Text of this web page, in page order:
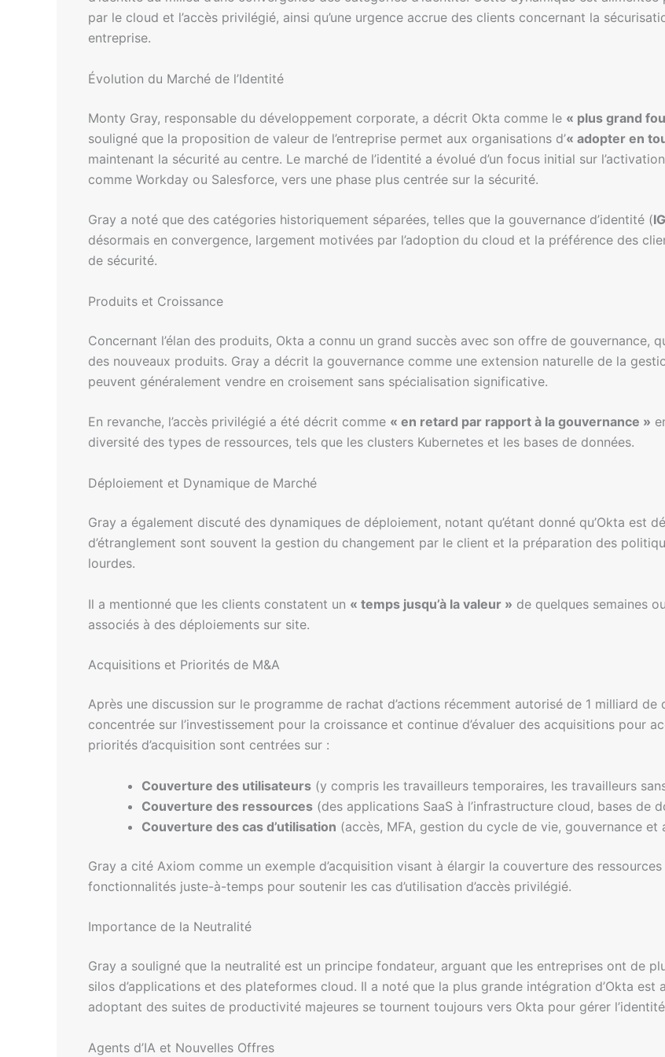
par le cloud et l’accès privilégié, ainsi qu’une urgence accrue des clients concernant la
entreprise.
Évolution du Marché de l’Identité
Monty Gray, responsable du développement corporate, a décrit Okta comme le « plus grand
souligné que la proposition de valeur de l’entreprise permet aux organisations d’« adopter en
maintenant la sécurité au centre. Le marché de l’identité a évolué d’un focus initial sur
comme Workday ou Salesforce, vers une phase plus centrée sur la sécurité.
Gray a noté que des catégories historiquement séparées, telles que la gouvernance d’identité (
désormais en convergence, largement motivées par l’adoption du cloud et la préférence des
de sécurité.
Produits et Croissance
Concernant l’élan des produits, Okta a connu un grand succès avec son offre de gouvernance,
des nouveaux produits. Gray a décrit la gouvernance comme une extension naturelle de la
peuvent généralement vendre en croisement sans spécialisation significative.
En revanche, l’accès privilégié a été décrit comme « en retard par rapport à la gouvernance »
diversité des types de ressources, tels que les clusters Kubernetes et les bases de données.
Déploiement et Dynamique de Marché
Gray a également discuté des dynamiques de déploiement, notant qu’étant donné qu’Okta est
d’étranglement sont souvent la gestion du changement par le client et la préparation des
lourdes.
Il a mentionné que les clients constatent un « temps jusqu’à la valeur » de quelques semaines
associés à des déploiements sur site.
Acquisitions et Priorités de M&A
Après une discussion sur le programme de rachat d’actions récemment autorisé de 1 milliard de
concentrée sur l’investissement pour la croissance et continue d’évaluer des acquisitions pour
priorités d’acquisition sont centrées sur :
Couverture des utilisateurs (y compris les travailleurs temporaires, les travailleurs
Couverture des ressources (des applications SaaS à l’infrastructure cloud, bases de
Couverture des cas d’utilisation (accès, MFA, gestion du cycle de vie, gouvernance et
Gray a cité Axiom comme un exemple d’acquisition visant à élargir la couverture des
fonctionnalités juste-à-temps pour soutenir les cas d’utilisation d’accès privilégié.
Importance de la Neutralité
Gray a souligné que la neutralité est un principe fondateur, arguant que les entreprises ont de
silos d’applications et des plateformes cloud. Il a noté que la plus grande intégration d’Okta
adoptant des suites de productivité majeures se tournent toujours vers Okta pour gérer
Agents d’IA et Nouvelles Offres